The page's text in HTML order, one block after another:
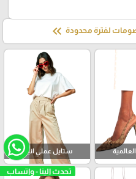
لفترة محدودة keyboard_double_arrow_left
ستايل عملي انيق